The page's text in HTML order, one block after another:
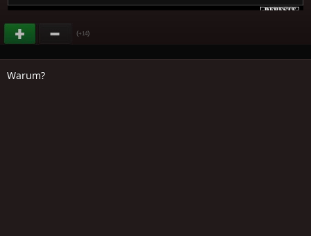
(+14)
Warum?